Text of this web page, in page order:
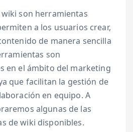
son herramientas
a los usuarios crear,
de manera sencilla
son
en el ámbito del marketing
que facilitan la gestión de
en equipo. A
algunas de las
de wiki disponibles.